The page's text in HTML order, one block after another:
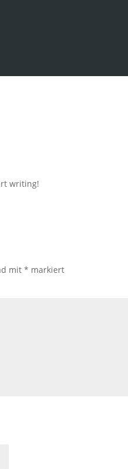
writing!
mit* markiert